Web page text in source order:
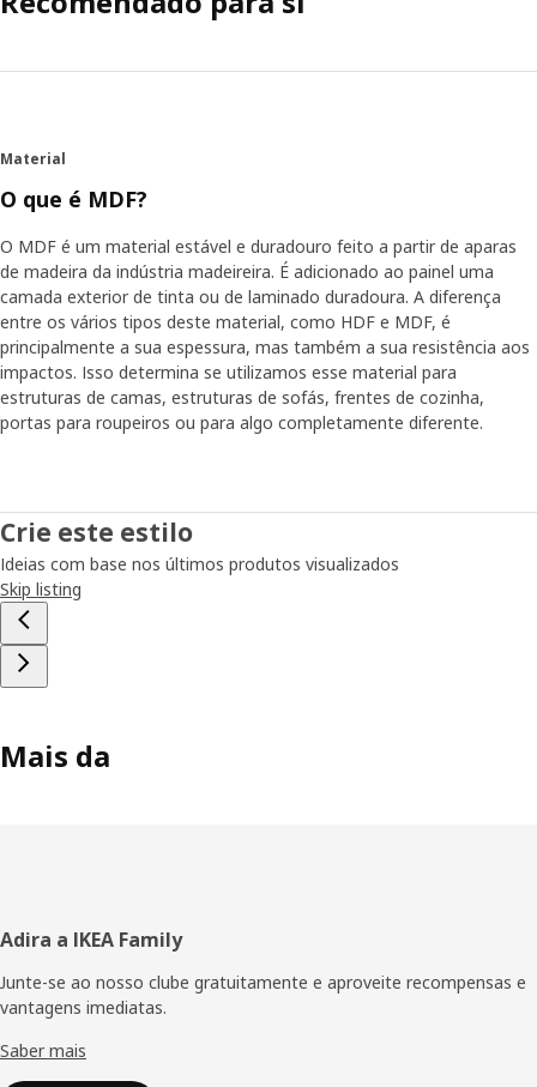
Material
O que é MDF?
O MDF é um material estável e duradouro feito a partir de aparas
de madeira da indústria madeireira. É adicionado ao painel uma
camada exterior de tinta ou de laminado duradoura. A diferença
entre os vários tipos deste material, como HDF e MDF, é
principalmente a sua espessura, mas também a sua resistência aos
impactos. Isso determina se utilizamos esse material para
estruturas de camas, estruturas de sofás, frentes de cozinha,
portas para roupeiros ou para algo completamente diferente.
Crie este estilo
Ideias com base nos últimos produtos visualizados
Skip listing
Mais da
Rodapé
Adira a IKEA Family
Junte-se ao nosso clube gratuitamente e aproveite recompensas e
vantagens imediatas.
Saber mais